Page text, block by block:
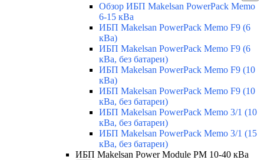
Обзор ИБП Makelsan PowerPack Memo
6-15 кВа
ИБП Makelsan PowerPack Memo F9 (6
кВа)
ИБП Makelsan PowerPack Memo F9 (6
кВа, без батареи)
ИБП Makelsan PowerPack Memo F9 (10
кВа)
ИБП Makelsan PowerPack Memo F9 (10
кВа, без батареи)
ИБП Makelsan PowerPack Memo 3/1 (10
кВа, без батареи)
ИБП Makelsan PowerPack Memo 3/1 (15
кВа, без батареи)
ИБП Makelsan Power Module PM 10-40 кВа